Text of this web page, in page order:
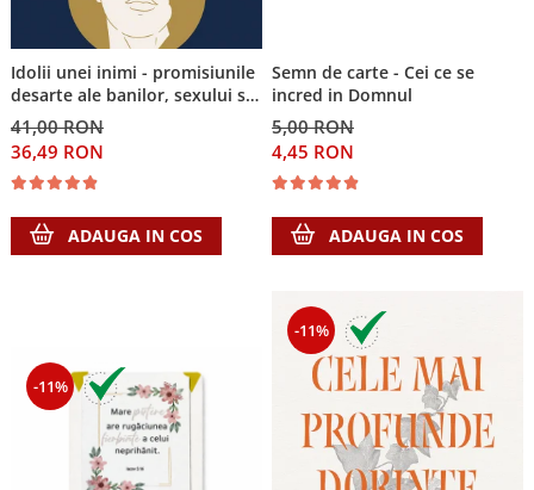
Idolii unei inimi - promisiunile
desarte ale banilor, sexului si
puterii si Singura Nadejde care
conteaza
41,00 RON
36,49 RON
ADAUGA IN COS
Semn de carte - Cei ce se
incred in Domnul
5,00 RON
4,45 RON
ADAUGA IN COS
-11%
-11%